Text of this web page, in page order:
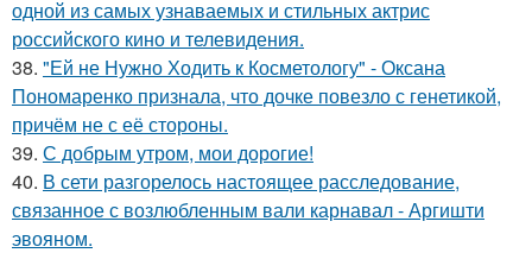
одной из самых узнаваемых и стильных актрис
российского кино и телевидения.
38. "Ей не Нужно Ходить к Косметологу" - Оксана
Пономаренко признала, что дочке повезло с генетикой,
причём не с её стороны.
39. С добрым утром, мои дорогие!
40. В сети разгорелось настоящее расследование,
связанное с возлюбленным вали карнавал - Аргишти
эвояном.